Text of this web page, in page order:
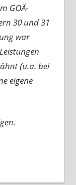
GOÄ-
30 und 31
war
(u.a. bei
eigene